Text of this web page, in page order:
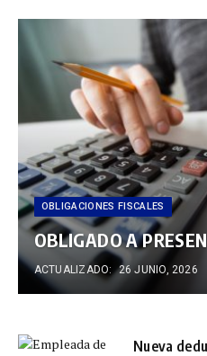
OBLIGACIONES FISCALES
OBLIGADO A
ACTUALIZADO: 26 JUNIO, 2026
Nueva